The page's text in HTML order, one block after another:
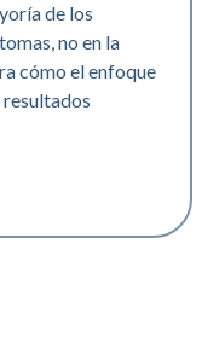
de los
no en la
cómo el enfoque